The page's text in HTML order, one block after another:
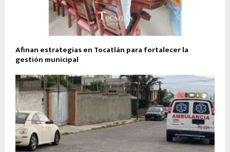
Afinan estrategias en Tocatlán para fortalecer la
gestión municipal